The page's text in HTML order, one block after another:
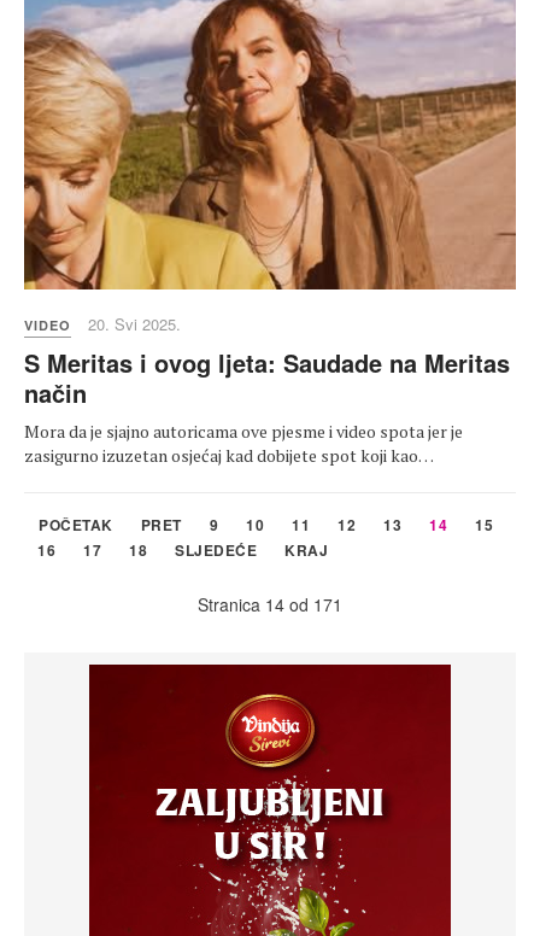
VIDEO 20. Svi 2025.
S Meritas i ovog ljeta: Saudade na Meritas
način
Mora da je sjajno autoricama ove pjesme i video spota jer je
zasigurno izuzetan osjećaj kad dobijete spot koji kao…
POČETAK PRET 9 10 11 12 13 14
15
16
17 18 SLJEDEĆE KRAJ
Stranica 14 od 171